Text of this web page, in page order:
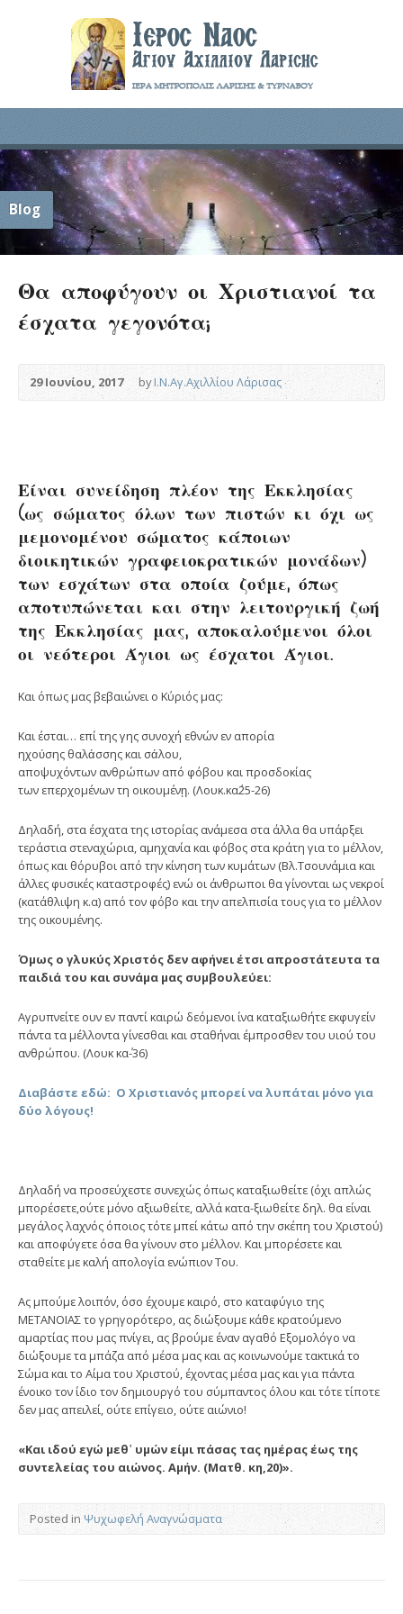
Blog
Θα αποφύγουν οι Χριστιανοί τα
έσχατα γεγονότα;
29 Ιουνίου, 2017 byΙ.Ν.Αγ.Αχιλλίου Λάρισας
Είναι συνείδηση πλέον της Εκκλησίας
(ως σώματος όλων των πιστών κι όχι ως
μεμονομένου σώματος κάποιων
διοικητικών γραφειοκρατικών μονάδων)
των εσχάτων στα οποία ζούμε, όπως
αποτυπώνεται και στην λειτουργική ζωή
της Εκκλησίας μας, αποκαλούμενοι όλοι
οι νεότεροι Άγιοι ως έσχατοι Άγιοι.
Και όπως μας βεβαιώνει ο Κύριός μας:
Και έσται… επί της γης συνοχή εθνών εν απορία
ηχούσης θαλάσσης και σάλου,
αποψυχόντων ανθρώπων από φόβου και προσδοκίας
των επερχομένων τη οικουμένῃ. (Λουκ.κα΄25-26)
Δηλαδή, στα έσχατα της ιστορίας ανάμεσα στα άλλα θα υπάρξει
τεράστια στεναχώρια, αμηχανία και φόβος στα κράτη για το μέλλον,
όπως και θόρυβοι από την κίνηση των κυμάτων (Βλ.Τσουνάμια και
άλλες φυσικές καταστροφές) ενώ οι άνθρωποι θα γίνονται ως νεκροί
(κατάθλιψη κ.α) από τον φόβο και την απελπισία τους για το μέλλον
της οικουμένης.
Όμως ο γλυκύς Χριστός δεν αφήνει έτσι απροστάτευτα τα
παιδιά του και συνάμα μας συμβουλεύει:
Αγρυπνείτε ουν εν παντί καιρώ δεόμενοι ίνα καταξιωθήτε εκφυγείν
πάντα τα μέλλοντα γίνεσθαι και σταθήναι έμπροσθεν του υιού του
ανθρώπου. (Λουκ κα΄-36)
Διαβάστε εδώ: Ο Χριστιανός μπορεί να λυπάται μόνο για
δύο λόγους!
Δηλαδή να προσεύχεστε συνεχώς όπως καταξιωθείτε (όχι απλώς
μπορέσετε,ούτε μόνο αξιωθείτε, αλλά κατα-ξιωθείτε δηλ. θα είναι
μεγάλος λαχνός όποιος τότε μπεί κάτω από την σκέπη του Χριστού)
και αποφύγετε όσα θα γίνουν στο μέλλον. Και μπορέσετε και
σταθείτε με καλή απολογία ενώπιον Του.
Ας μπούμε λοιπόν, όσο έχουμε καιρό, στο καταφύγιο της
ΜΕΤΑΝΟΙΑΣ το γρηγορότερο, ας διώξουμε κάθε κρατούμενο
αμαρτίας που μας πνίγει, ας βρούμε έναν αγαθό Εξομολόγο να
διώξουμε τα μπάζα από μέσα μας και ας κοινωνούμε τακτικά το
Σώμα και το Αίμα του Χριστού, έχοντας μέσα μας και για πάντα
ένοικο τον ίδιο τον δημιουργό του σύμπαντος όλου και τότε τίποτε
δεν μας απειλεί, ούτε επίγειο, ούτε αιώνιο!
«Και ιδού εγώ μεθ᾿ υμών είμι πάσας τας ημέρας έως της
συντελείας του αιώνος. Αμήν. (Ματθ. κη,20)».
Posted in Ψυχωφελή Αναγνώσματα